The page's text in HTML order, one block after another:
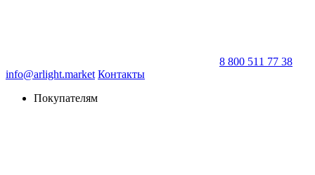
8 800 511 77 38
info@arlight.market Контакты
Покупателям